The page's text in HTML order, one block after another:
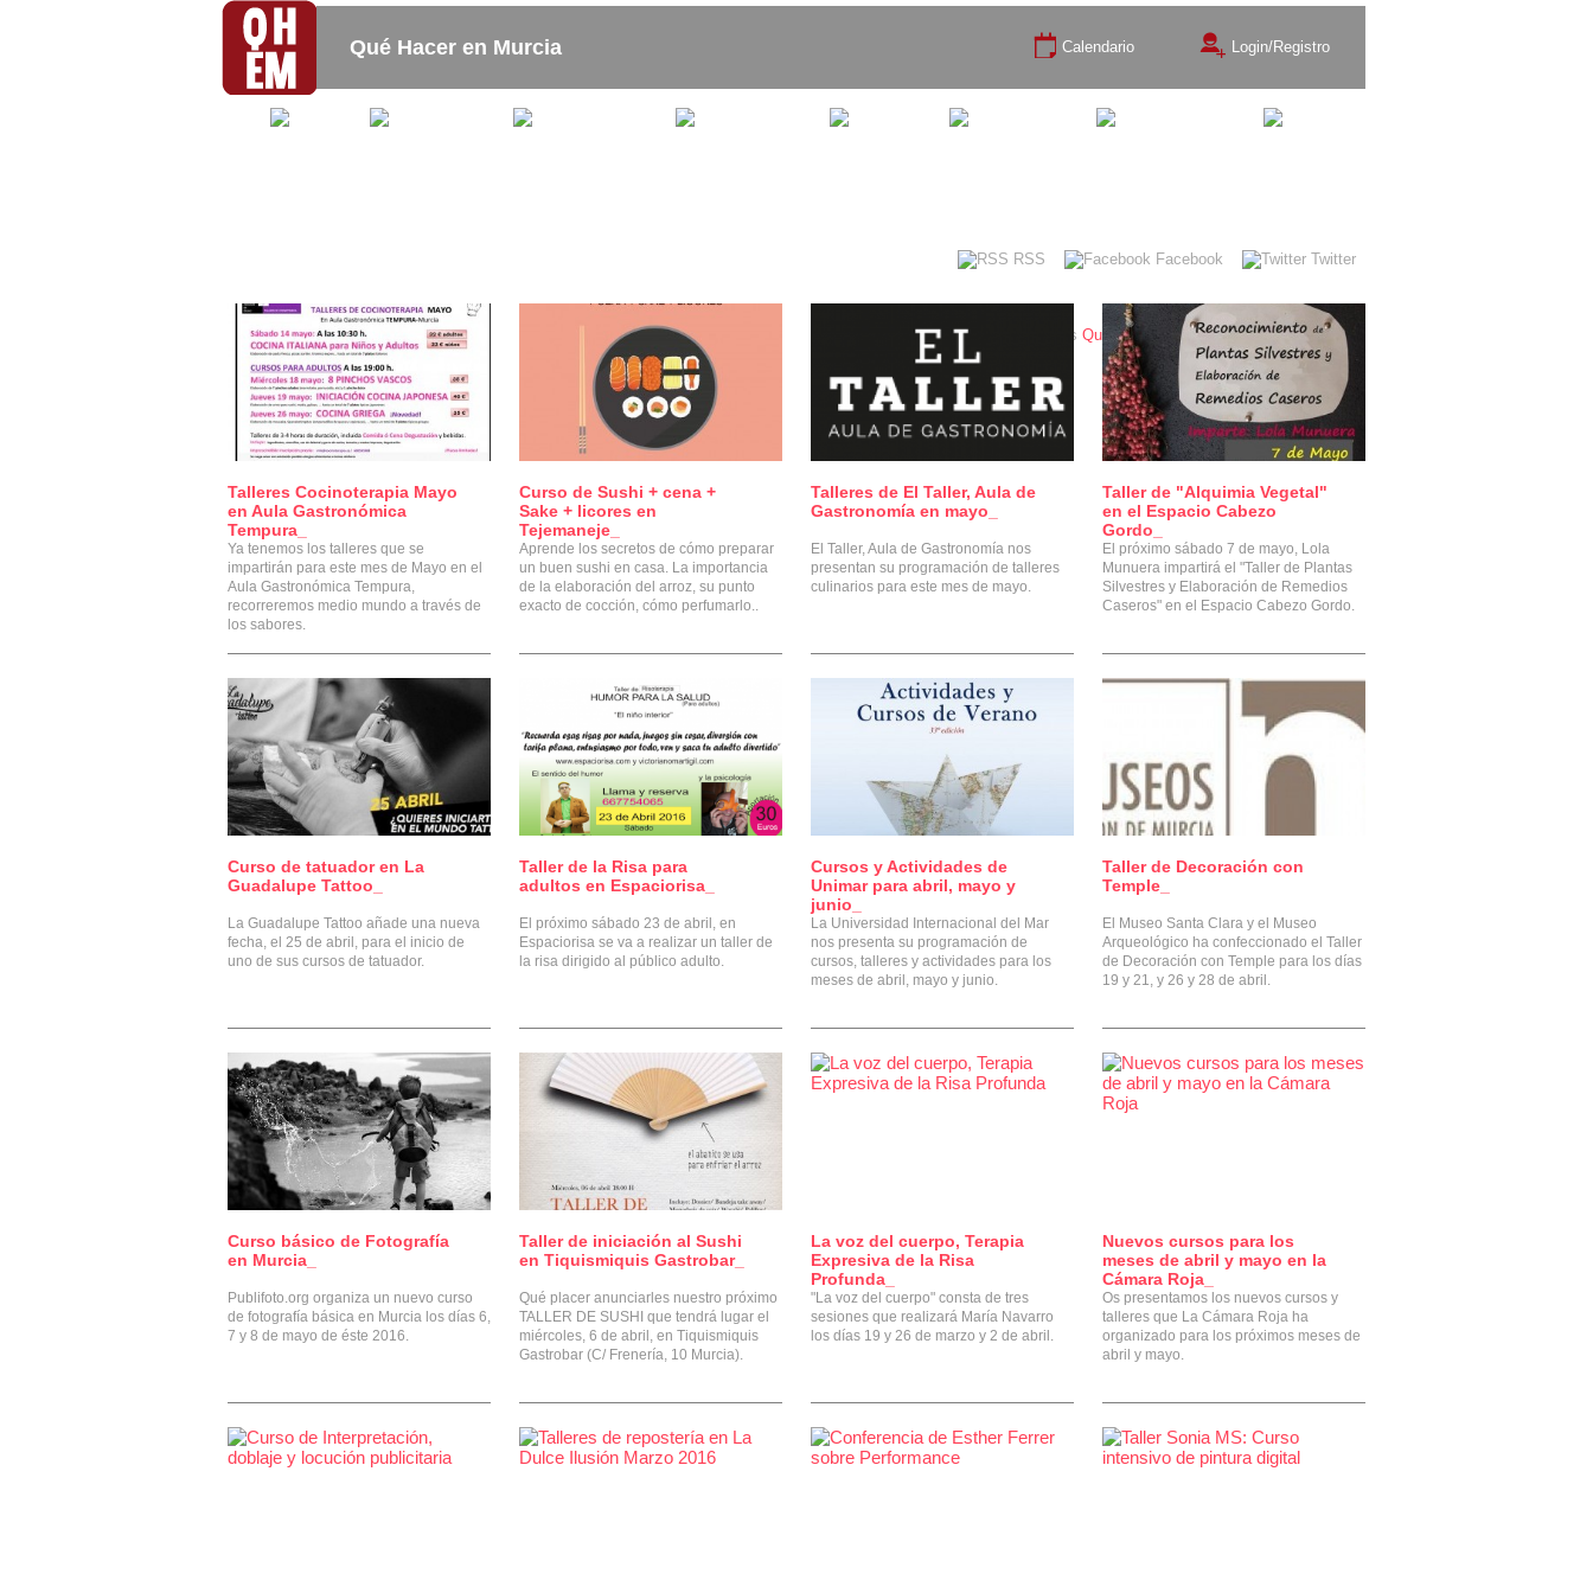
Qué Hacer en Murcia Login/Registro
Calendario
Twitter
Facebook
RSS
Contacto
Quiénes somos
Talleres Cocinoterapia Mayo
en Aula Gastronómica
Tempura_
Ya tenemos los talleres que se
impartirán para este mes de Mayo en el
Aula Gastronómica Tempura,
recorreremos medio mundo a través de
los sabores.
Curso de Sushi + cena +
Sake + licores en
Tejemaneje_
Aprende los secretos de cómo preparar
un buen sushi en casa. La importancia
de la elaboración del arroz, su punto
exacto de cocción, cómo perfumarlo..
Talleres de El Taller, Aula de
Gastronomía en mayo_
El Taller, Aula de Gastronomía nos
presentan su programación de talleres
culinarios para este mes de mayo.
Taller de "Alquimia Vegetal"
en el Espacio Cabezo
Gordo_
El próximo sábado 7 de mayo, Lola
Munuera impartirá el "Taller de Plantas
Silvestres y Elaboración de Remedios
Caseros" en el Espacio Cabezo Gordo.
Curso de tatuador en La
Guadalupe Tattoo_
La Guadalupe Tattoo añade una nueva
fecha, el 25 de abril, para el inicio de
uno de sus cursos de tatuador.
Taller de la Risa para
adultos en Espaciorisa_
El próximo sábado 23 de abril, en
Espaciorisa se va a realizar un taller de
la risa dirigido al público adulto.
Cursos y Actividades de
Unimar para abril, mayo y
junio_
La Universidad Internacional del Mar
nos presenta su programación de
cursos, talleres y actividades para los
meses de abril, mayo y junio.
Taller de Decoración con
Temple_
El Museo Santa Clara y el Museo
Arqueológico ha confeccionado el Taller
de Decoración con Temple para los días
19 y 21, y 26 y 28 de abril.
Curso básico de Fotografía
en Murcia_
Publifoto.org organiza un nuevo curso
de fotografía básica en Murcia los días 6,
7 y 8 de mayo de éste 2016.
Taller de iniciación al Sushi
en Tiquismiquis Gastrobar_
Qué placer anunciarles nuestro próximo
TALLER DE SUSHI que tendrá lugar el
miércoles, 6 de abril, en Tiquismiquis
Gastrobar (C/ Frenería, 10 Murcia).
La voz del cuerpo, Terapia
Expresiva de la Risa
Profunda_
"La voz del cuerpo" consta de tres
sesiones que realizará María Navarro
los días 19 y 26 de marzo y 2 de abril.
Nuevos cursos para los
meses de abril y mayo en la
Cámara Roja_
Os presentamos los nuevos cursos y
talleres que La Cámara Roja ha
organizado para los próximos meses de
abril y mayo.